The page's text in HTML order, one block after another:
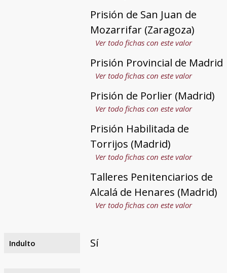
Prisión de San Juan de
Mozarrifar (Zaragoza)
Ver todo fichas con este valor
Prisión Provincial de Madrid
Ver todo fichas con este valor
Prisión de Porlier (Madrid)
Ver todo fichas con este valor
Prisión Habilitada de
Torrijos (Madrid)
Ver todo fichas con este valor
Talleres Penitenciarios de
Alcalá de Henares (Madrid)
Ver todo fichas con este valor
Indulto Sí